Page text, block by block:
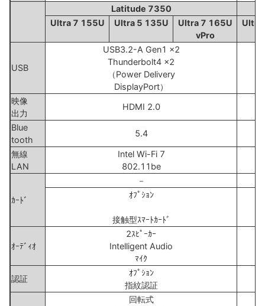
Latitude 7350
Ultra 7 155U
Ultra 5 135U
Ultra 7 165U
vPro
Ultra
USB
USB3.2-A Gen1 x2
Thunderbolt4 x2
（Power Delivery
DisplayPort）
映像
出力
HDMI 2.0
Blue
tooth
5.4
無線
LAN
Intel Wi-Fi 7
802.11be
ｶｰﾄﾞ
－
ｵﾌﾟｼｮﾝ
接触型ｽﾏｰﾄｶｰﾄﾞ
ｵｰﾃﾞｨｵ
2ｽﾋﾟｰｶｰ
Intelligent Audio
ﾏｲｸ
認証
ｵﾌﾟｼｮﾝ
指紋認証
回転式